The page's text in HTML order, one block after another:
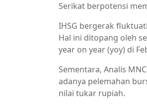
Serikat berpotensi
IHSG bergerak
Hal ini ditopang oleh
year on year (yoy) di
Sementara, Analis
adanya pelemahan
nilai tukar rupiah.